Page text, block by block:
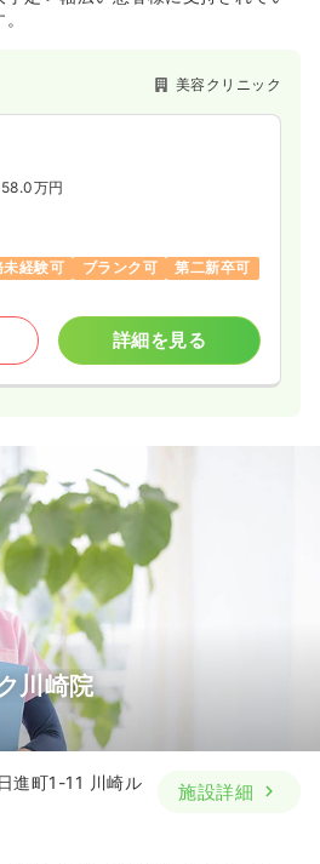
美容クリニック
万円
経験可 ブランク可
第二新卒可
詳細を見る
川崎院
進町1-11 川崎ル
施設詳細